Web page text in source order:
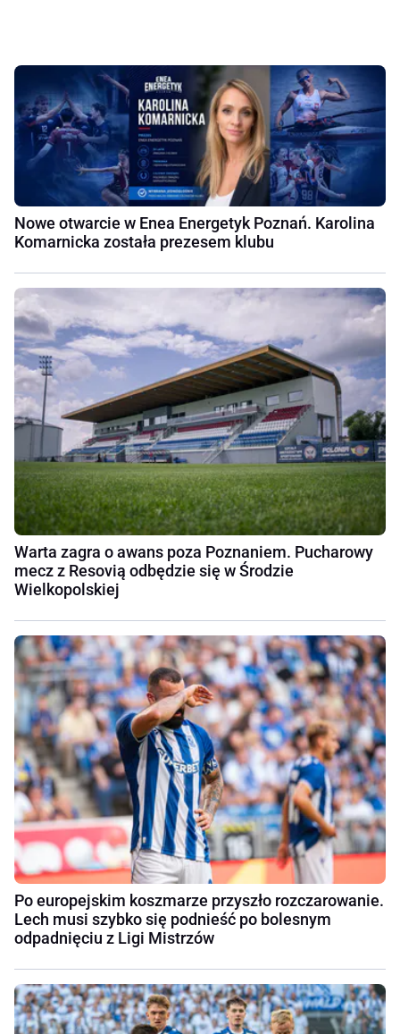
Nowe otwarcie w Enea Energetyk Poznań. Karolina
Komarnicka została prezesem klubu
Warta zagra o awans poza Poznaniem. Pucharowy
mecz z Resovią odbędzie się w Środzie
Wielkopolskiej
Po europejskim koszmarze przyszło rozczarowanie.
Lech musi szybko się podnieść po bolesnym
odpadnięciu z Ligi Mistrzów